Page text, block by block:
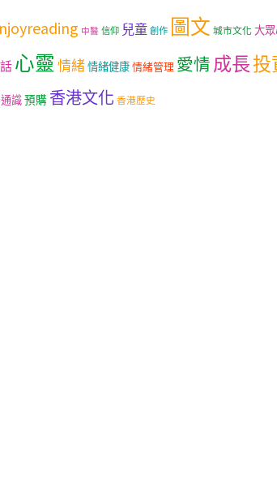
中醫 信仰 兒童 創作 圖文 城市文化 大
心靈 情緒情緒健康情緒管理 愛情成長投
通識預購 香港文化 香港歷史